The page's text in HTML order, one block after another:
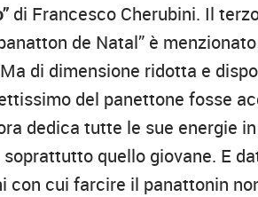
di Francesco Cherubini. Il
de Natal” è
di dimensione ridotta e
del panettone fosse
dedica tutte le sue energie
quello giovane. E
con cui farcire il panattonin